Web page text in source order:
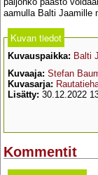
aamulla Balti Jaamille
Kuvan tiedot
Kuvauspaikka: Balti
Kuvaaja: Stefan
Kuvasarja:
Lisätty: 30.12.2022
Kommentit